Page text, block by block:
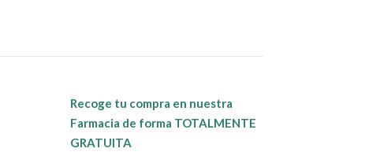
Recoge tu compra en nuestra
Farmacia de forma TOTALMENTE
GRATUITA